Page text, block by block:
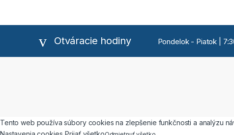
Otváracie hodiny Pondelok - Piatok |
Tento web používa súbory cookies na zlepšenie funkčnosti a analýzu